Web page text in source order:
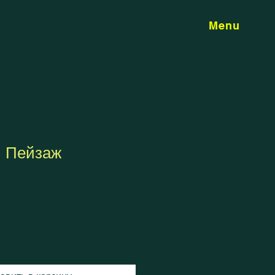
Menu
Пейзаж